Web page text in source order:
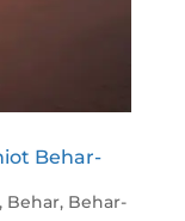
Behar-
, Behar, Behar-